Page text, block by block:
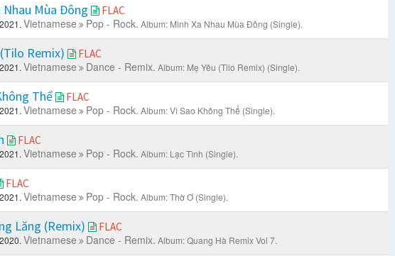
Mùa Đông FLAC
2021. Vietnamese Pop - Rock. Album: Mình Xa Nhau Mùa Đông (Single).
Remix) FLAC
2021. Vietnamese Dance - Remix. Album: Mẹ Yêu (Tilo Remix) (Single).
Thể FLAC
2021. Vietnamese Pop - Rock. Album: Vì Sao Không Thể (Single).
FLAC
2021. Vietnamese Pop - Rock. Album: Lạc Tình (Single).
FLAC
2021. Vietnamese Pop - Rock. Album: Thờ Ơ (Single).
Lăng (Remix) FLAC
2020. Vietnamese Dance - Remix. Album: Quang Hà Remix Vol 7.